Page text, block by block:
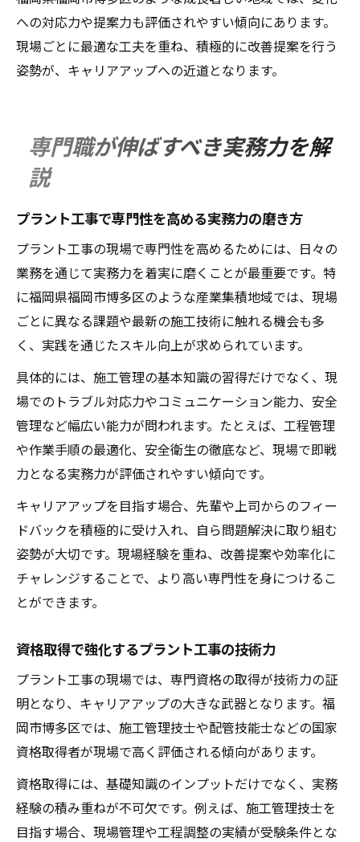
への対応力や提案力も評価されやすい傾向にあります。
現場ごとに最適な工夫を重ね、積極的に改善提案を行う
姿勢が、キャリアアップへの近道となります。
専門職が伸ばすべき実務力を解
説
プラント工事で専門性を高める実務力の磨き方
プラント工事の現場で専門性を高めるためには、日々の
業務を通じて実務力を着実に磨くことが最重要です。特
に福岡県福岡市博多区のような産業集積地域では、現場
ごとに異なる課題や最新の施工技術に触れる機会も多
く、実践を通じたスキル向上が求められています。
具体的には、施工管理の基本知識の習得だけでなく、現
場でのトラブル対応力やコミュニケーション能力、安全
管理など幅広い能力が問われます。たとえば、工程管理
や作業手順の最適化、安全衛生の徹底など、現場で即戦
力となる実務力が評価されやすい傾向です。
キャリアアップを目指す場合、先輩や上司からのフィー
ドバックを積極的に受け入れ、自ら問題解決に取り組む
姿勢が大切です。現場経験を重ね、改善提案や効率化に
チャレンジすることで、より高い専門性を身につけるこ
とができます。
資格取得で強化するプラント工事の技術力
プラント工事の現場では、専門資格の取得が技術力の証
明となり、キャリアアップの大きな武器となります。福
岡市博多区では、施工管理技士や配管技能士などの国家
資格取得者が現場で高く評価される傾向があります。
資格取得には、基礎知識のインプットだけでなく、実務
経験の積み重ねが不可欠です。例えば、施工管理技士を
目指す場合、現場管理や工程調整の実績が受験条件とな